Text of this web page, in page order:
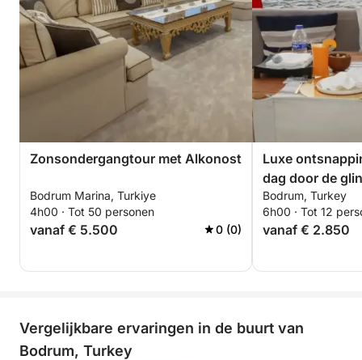
Zonsondergangtour met Alkonost
Bodrum Marina, Turkiye
4h00 · Tot 50 personen
vanaf € 5.500 0 (0)
Luxe
dag door de
van Bodrum
Bodrum, Turkey
6h00 · Tot 12
vanaf € 2.850
Vergelijkbare ervaringen in de buurt van
Bodrum, Turkey